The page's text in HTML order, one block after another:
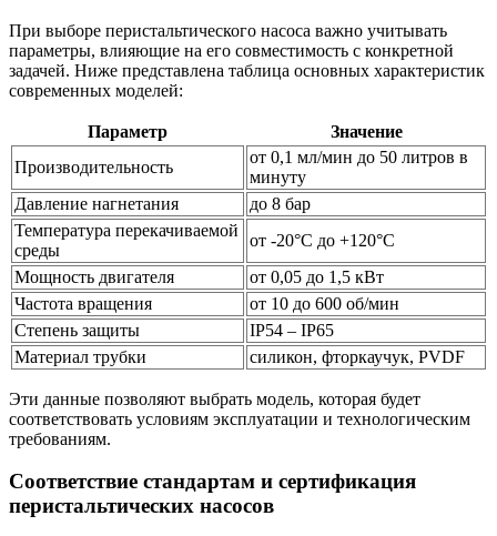
При выборе перистальтического насоса важно учитывать
параметры, влияющие на его совместимость с конкретной
задачей. Ниже представлена таблица основных характеристик
современных моделей:
Параметр
Значение
Производительность
от 0,1 мл/мин до 50 литров в
минуту
Давление нагнетания
до 8 бар
Температура перекачиваемой
среды
от -20°C до +120°C
Мощность двигателя
от 0,05 до 1,5 кВт
Частота вращения
от 10 до 600 об/мин
Степень защиты
IP54 – IP65
Материал трубки
силикон, фторкаучук, PVDF
Эти данные позволяют выбрать модель, которая будет
соответствовать условиям эксплуатации и технологическим
требованиям.
Соответствие стандартам и сертификация
перистальтических насосов